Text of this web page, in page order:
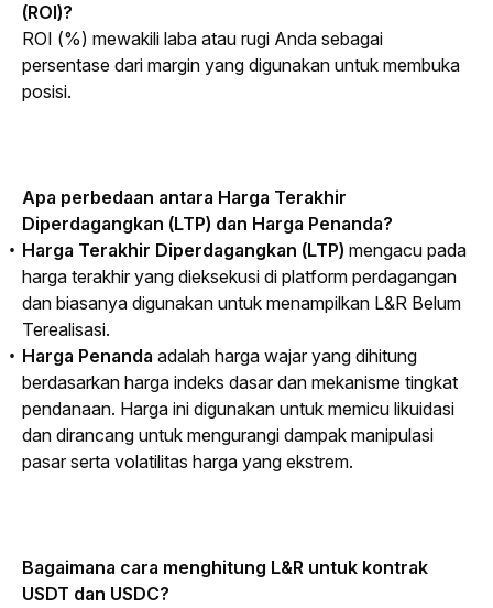
(ROI)?
ROI (%) mewakili laba atau rugi Anda sebagai
persentase dari margin yang digunakan untuk membuka
posisi.
Apa perbedaan antara Harga Terakhir
Diperdagangkan (LTP) dan Harga Penanda?
Harga Terakhir Diperdagangkan (LTP) mengacu pada
harga terakhir yang dieksekusi di platform perdagangan
dan biasanya digunakan untuk menampilkan L&R Belum
Terealisasi.
Harga Penanda adalah harga wajar yang dihitung
berdasarkan harga indeks dasar dan mekanisme tingkat
pendanaan. Harga ini digunakan untuk memicu likuidasi
dan dirancang untuk mengurangi dampak manipulasi
pasar serta volatilitas harga yang ekstrem.
Bagaimana cara menghitung L&R untuk kontrak
USDT dan USDC?